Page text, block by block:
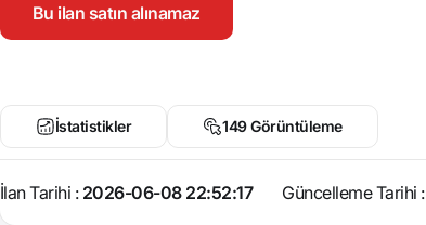
Bu ilan satın alınamaz
İstatistikler 149 Görüntüleme
İlan Tarihi : 2026-06-08 22:52:17 Güncelleme Tarihi :